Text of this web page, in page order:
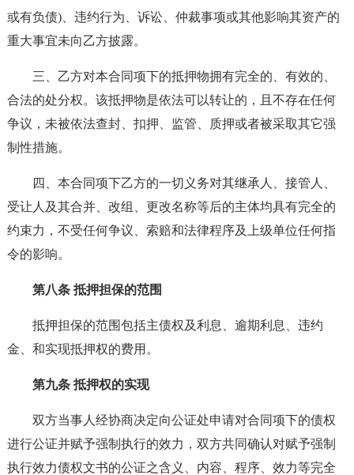
或有负债)、违约行为、诉讼、仲裁事项或其他影响其资产的
重大事宜未向乙方披露。
三、乙方对本合同项下的抵押物拥有完全的、有效的、
合法的处分权。该抵押物是依法可以转让的，且不存在任何
争议，未被依法查封、扣押、监管、质押或者被采取其它强
制性措施。
四、本合同项下乙方的一切义务对其继承人、接管人、
受让人及其合并、改组、更改名称等后的主体均具有完全的
约束力，不受任何争议、索赔和法律程序及上级单位任何指
令的影响。
第八条 抵押担保的范围
抵押担保的范围包括主债权及利息、逾期利息、违约
金、和实现抵押权的费用。
第九条 抵押权的实现
双方当事人经协商决定向公证处申请对合同项下的债权
进行公证并赋予强制执行的效力，双方共同确认对赋予强制
执行效力债权文书的公证之含义、内容、程序、效力等完全